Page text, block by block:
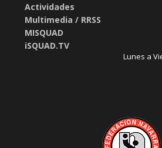
Actividades
Multimedia / RRSS
MISQUAD
iSQUAD.TV
Lunes a